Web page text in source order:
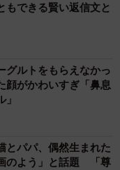
できる賢い返信文と
グルトをもらえなかっ
顔がかわいすぎ「鼻息
とパパ、偶然生まれた
のよう」と話題 「尊